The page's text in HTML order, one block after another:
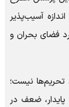
آسیب‌پذیر
فضای بحران و
تحریم‌ها نیست؛
ضعف در